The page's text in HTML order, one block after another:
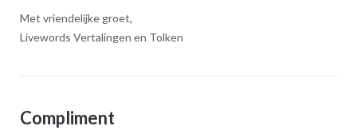
Met vriendelijke groet,
Livewords Vertalingen en Tolken
Compliment